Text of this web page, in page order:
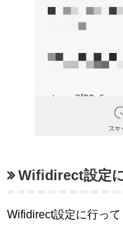
Wifidirect設定
Wifidirect設定に行って